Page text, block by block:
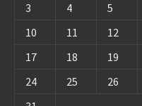
3
4 5
10
11 12
17
18 19
24
25 26